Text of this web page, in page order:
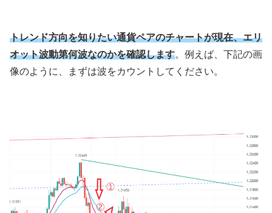
トレンド方向を知りたい通貨ペアのチャートが現在、エリ
オット波動第何波なのかを確認します。例えば、下記の画
像のように、まずは波をカウントしてください。